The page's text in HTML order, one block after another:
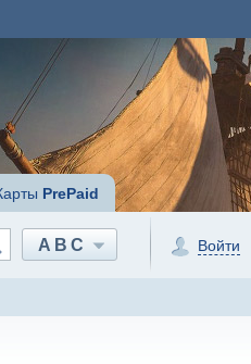
PrePaid
ABC Войти